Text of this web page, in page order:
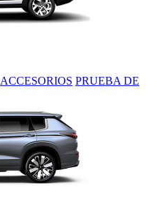
ACCESORIOS PRUEBA DE